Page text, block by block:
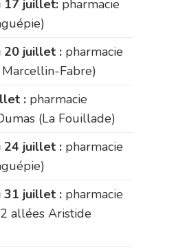
17 juillet: pharmacie
20 juillet : pharmacie
Fabre)
: pharmacie
(La Fouillade)
24 juillet : pharmacie
31 juillet : pharmacie
allées Aristide